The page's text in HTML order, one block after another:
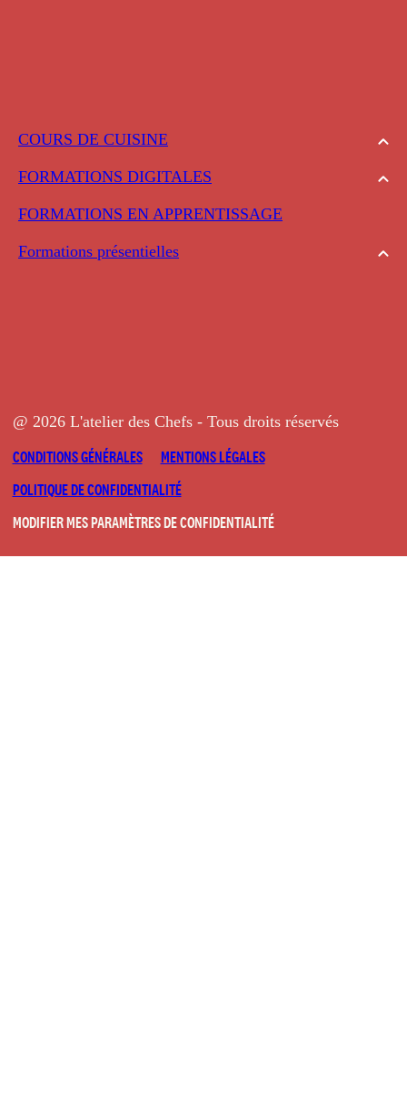
COURS DE CUISINE
FORMATIONS DIGITALES
FORMATIONS EN APPRENTISSAGE
Formations présentielles
@ 2026 L'atelier des Chefs - Tous droits réservés
CONDITIONS GÉNÉRALES
MENTIONS LÉGALES
POLITIQUE DE CONFIDENTIALITÉ
MODIFIER MES PARAMÈTRES DE CONFIDENTIALITÉ